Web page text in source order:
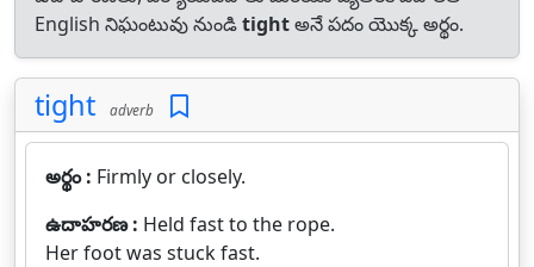
English నిఘంటువు నుండిtightఅనే పదం యొక్క అర్థం.
tight adverb
అర్థం : Firmly or closely.
ఉదాహరణ : Held fast to the rope.
Her foot was stuck fast.